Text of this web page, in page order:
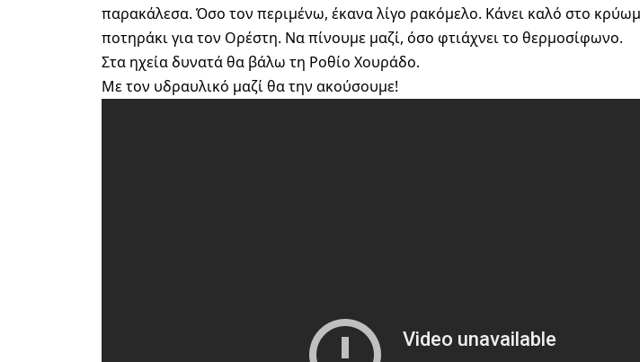
παρακάλεσα. Όσο τον περιμένω, έκανα λίγο ρακόμελο. Κάνει καλό στο
ποτηράκι για τον Ορέστη. Να πίνουμε μαζί, όσο φτιάχνει το θερμοσίφωνο.
Στα ηχεία δυνατά θα βάλω τη Ροθίο Χουράδο.
Με τον υδραυλικό μαζί θα την ακούσουμε!